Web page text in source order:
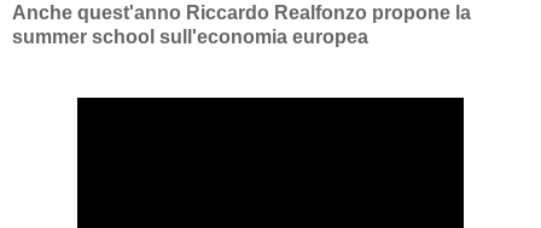
Anche quest'anno Riccardo Realfonzo propone la
summer school sull'economia europea